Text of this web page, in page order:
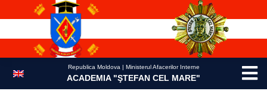
Republica Moldova | Ministerul Afacerilor Interne
ACADEMIA "ŞTEFAN CEL MARE"